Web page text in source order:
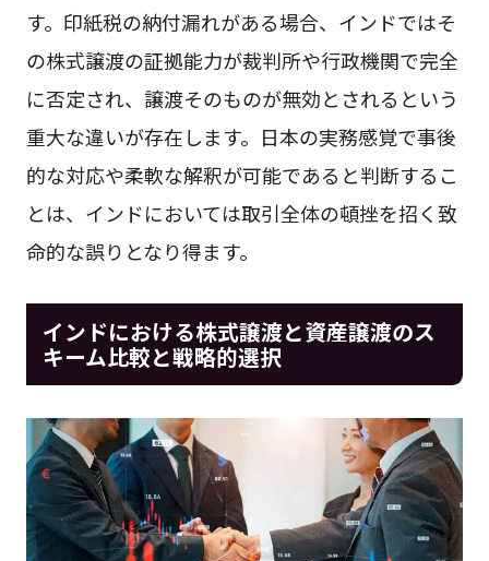
す。印紙税の納付漏れがある場合、インドではそ
の株式譲渡の証拠能力が裁判所や行政機関で完全
に否定され、譲渡そのものが無効とされるという
重大な違いが存在します。日本の実務感覚で事後
的な対応や柔軟な解釈が可能であると判断するこ
とは、インドにおいては取引全体の頓挫を招く致
命的な誤りとなり得ます。
インドにおける株式譲渡と資産譲渡のス
キーム比較と戦略的選択